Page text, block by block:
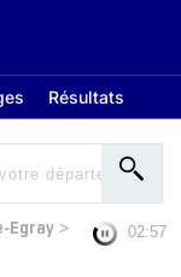
Résultats
Egray > 02:56